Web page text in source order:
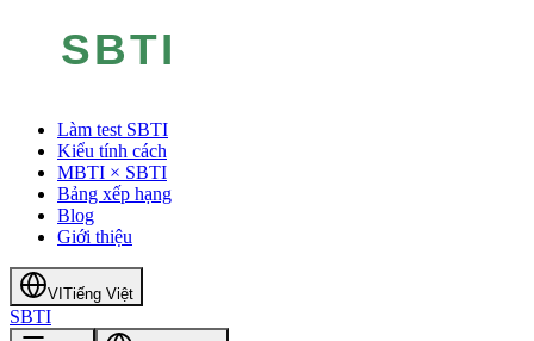
Làm test SBTI
Kiểu tính cách
MBTI × SBTI
Bảng xếp hạng
Blog
Giới thiệu
VI Tiếng Việt
SBTI